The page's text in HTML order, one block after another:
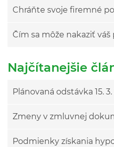
Chráňte svoje firemné
Čím sa môže nakaziť váš
Najčítanejšie
Plánovaná odstávka 15.
Zmeny v zmluvnej
Podmienky získania